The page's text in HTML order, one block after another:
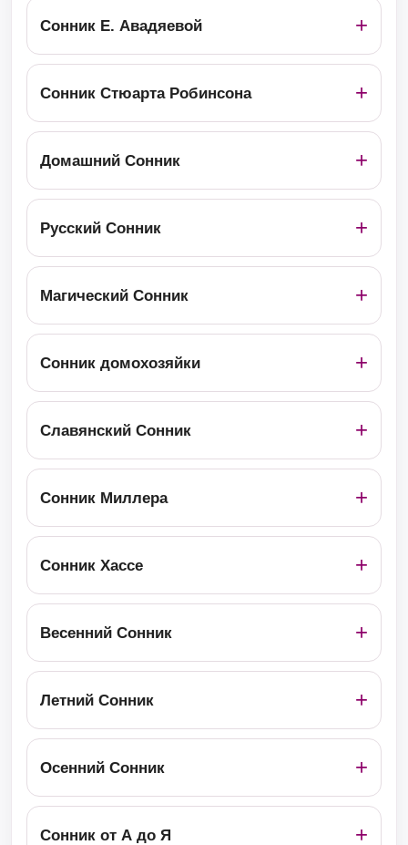
Сонник Е. Авадяевой
Сонник Стюарта Робинсона
Домашний Сонник
Русский Сонник
Магический Сонник
Сонник домохозяйки
Славянский Сонник
Сонник Миллера
Сонник Хассе
Весенний Сонник
Летний Сонник
Осенний Сонник
Сонник от А до Я